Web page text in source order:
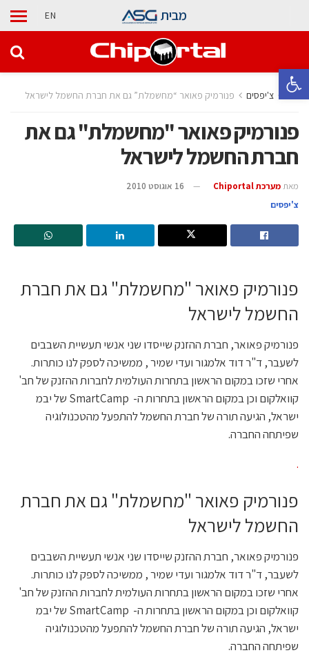
פתח סרגל נגישות
מבית EN
בית צ'יפסים פנורמיק פאואר “מחשמלת” גם את חברת החשמל לישראל
פנורמיק פאואר "מחשמלת" גם את
חברת החשמל לישראל
מאת מערכת Chiportal
16 אוגוסט 2010
צ'יפסים
פנורמיק פאואר "מחשמלת" גם את חברת
החשמל לישראל
פנורמיק פאואר, חברת ההזנק שייסדו שני אנשי תעשיית השבבים
לשעבר, ד"ר דוד אלמגור ועדי שמיר , ממשיכה לספק לנו כותרות.
אחרי שזכו במקום הראשון בתחרות העולמית לחברות ההזנק של חב'
קוואלקום וכן במקום הראשון בתחרות ה- SmartCamp של יבמ
ישראל, הגיעה תורה של חברת החשמל להתפעל מהטכנולוגיה
שפיתחה החברה.
.
פנורמיק פאואר "מחשמלת" גם את חברת
החשמל לישראל
פנורמיק פאואר, חברת ההזנק שייסדו שני אנשי תעשיית השבבים
לשעבר, ד"ר דוד אלמגור ועדי שמיר , ממשיכה לספק לנו כותרות.
אחרי שזכו במקום הראשון בתחרות העולמית לחברות ההזנק של חב'
קוואלקום וכן במקום הראשון בתחרות ה- SmartCamp של יבמ
ישראל, הגיעה תורה של חברת החשמל להתפעל מהטכנולוגיה
שפיתחה החברה.